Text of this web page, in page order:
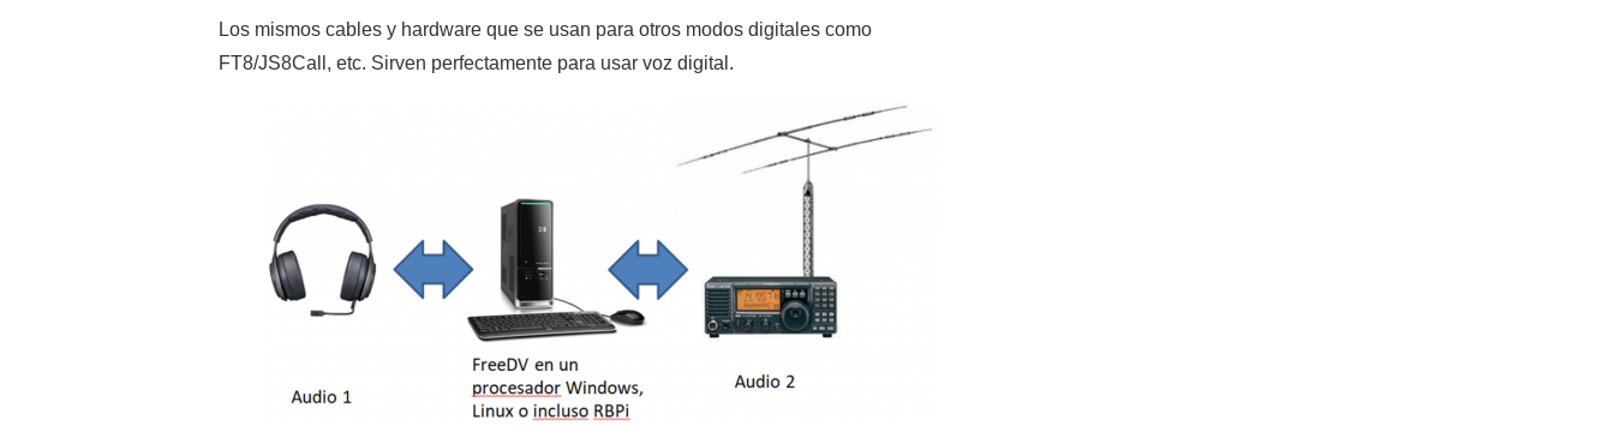
Los mismos cables y hardware que se usan para otros modos digitales como
FT8/JS8Call, etc. Sirven perfectamente para usar voz digital.